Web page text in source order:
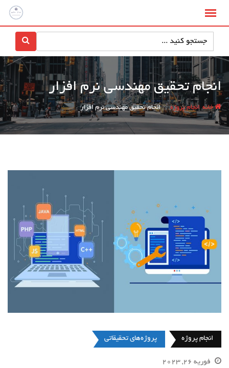
انجام تحقیق مهندسی نرم افزار
خانه / انجام پروژه /انجام تحقیق مهندسی نرم افزار
انجام پروژه پروژه‌های تحقیقاتی
فوریه 26, 2023